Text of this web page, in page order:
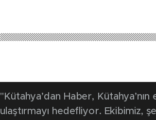
"Kütahya’dan Haber,
ulaştırmayı hedefliyor. Ekibimiz,